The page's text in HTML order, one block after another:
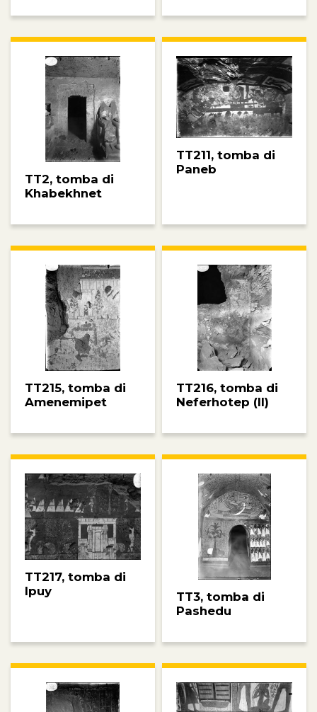
TT2, tomba di
Khabekhnet
TT211, tomba di
Paneb
TT215, tomba di
Amenemipet
TT216, tomba di
Neferhotep (II)
TT217, tomba di
Ipuy
TT3, tomba di
Pashedu